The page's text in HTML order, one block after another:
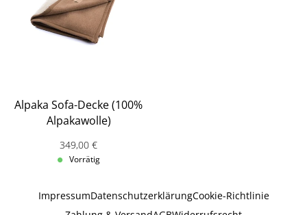
Alpaka Sofa-Decke (100%
Alpakawolle)
Verkaufspreis: 349,00 €
349,00 €
Vorrätig
ImpressumDatenschutzerklärungCookie-Richtlinie